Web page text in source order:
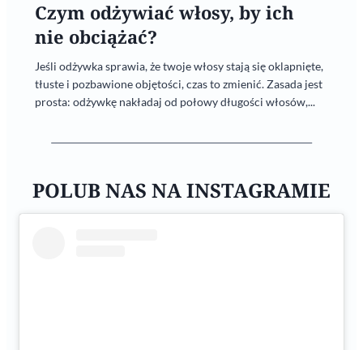
Czym odżywiać włosy, by ich
nie obciążać?
Jeśli odżywka sprawia, że twoje włosy stają się oklapnięte,
tłuste i pozbawione objętości, czas to zmienić. Zasada jest
prosta: odżywkę nakładaj od połowy długości włosów,...
POLUB NAS NA INSTAGRAMIE